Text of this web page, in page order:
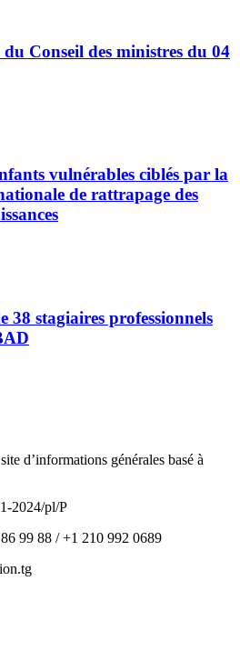
Conseil des ministres du 04
vulnérables ciblés par la
de rattrapage des
38 stagiaires professionnels
d’informations générales basé à
2024/pl/P
99 88 / +1 210 992 0689